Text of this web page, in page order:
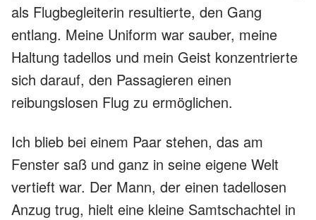
als Flugbegleiterin resultierte, den Gang
entlang. Meine Uniform war sauber, meine
Haltung tadellos und mein Geist konzentrierte
sich darauf, den Passagieren einen
reibungslosen Flug zu ermöglichen.
Ich blieb bei einem Paar stehen, das am
Fenster saß und ganz in seine eigene Welt
vertieft war. Der Mann, der einen tadellosen
Anzug trug, hielt eine kleine Samtschachtel in